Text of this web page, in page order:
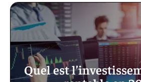
Quel est